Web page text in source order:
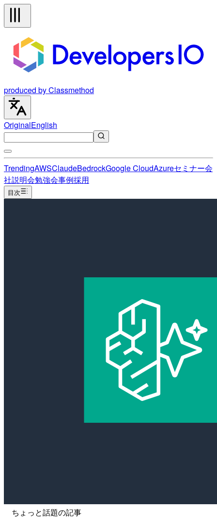
produced by Classmethod
OriginalEnglish
TrendingAWSClaudeBedrockGoogle CloudAzureセミナー会
社説明会勉強会事例採用
目次
ちょっと話題の記事